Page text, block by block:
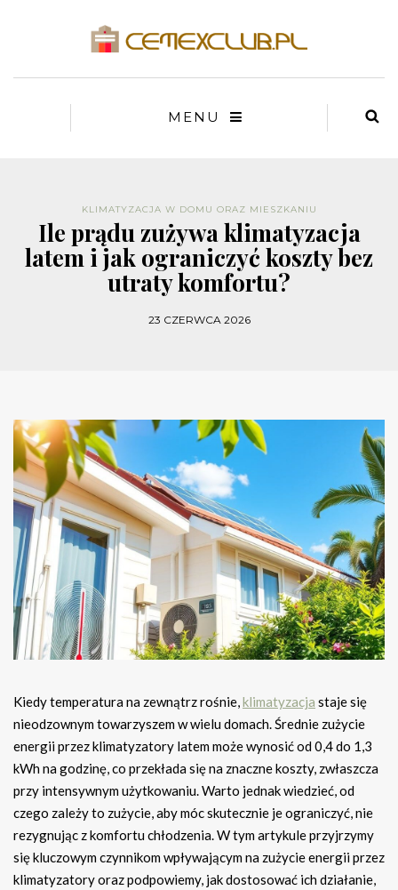
MENU
KLIMATYZACJA W DOMU ORAZ MIESZKANIU
Ile prądu zużywa klimatyzacja
latem i jak ograniczyć koszty bez
utraty komfortu?
23 CZERWCA 2026
Kiedy temperatura na zewnątrz rośnie, klimatyzacja staje się
nieodzownym towarzyszem w wielu domach. Średnie zużycie
energii przez klimatyzatory latem może wynosić od 0,4 do 1,3
kWh na godzinę, co przekłada się na znaczne koszty, zwłaszcza
przy intensywnym użytkowaniu. Warto jednak wiedzieć, od
czego zależy to zużycie, aby móc skutecznie je ograniczyć, nie
rezygnując z komfortu chłodzenia. W tym artykule przyjrzymy
się kluczowym czynnikom wpływającym na zużycie energii przez
klimatyzatory oraz podpowiemy, jak dostosować ich działanie,